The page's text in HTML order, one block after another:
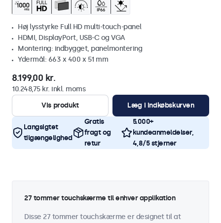
Høj lysstyrke Full HD multi-touch-panel
HDMI, DisplayPort, USB-C og VGA
Montering: indbygget, panelmontering
Ydermål: 663 x 400 x 51 mm
8.199,00 kr.
10.248,75 kr. inkl. moms
Vis produkt
Læg i indkøbskurven
Langsigtet
tilgængelighed
Gratis
fragt og
retur
5.000+
kundeanmeldelser,
4,8/5 stjerner
27 tommer touchskærme til enhver applikation
Disse 27 tommer touchskærme er designet til at